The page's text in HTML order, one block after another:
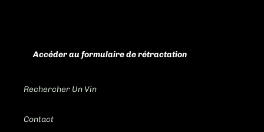
Accéder au formulaire de rétractation
Rechercher Un Vin
Contact